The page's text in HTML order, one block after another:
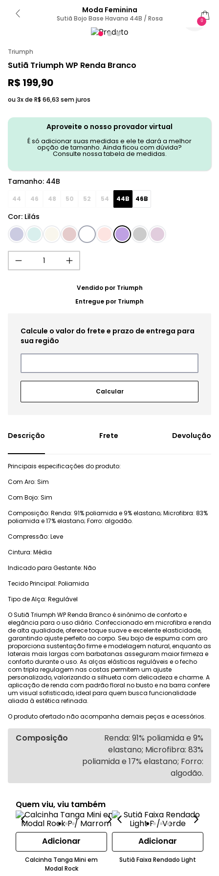
Moda Feminina
Sutiã Bojo Base Havana 44B / Rosa 0
Triumph
Sutiã Triumph WP Renda Branco
R$ 199,90
ou 3x de R$ 66,63 sem juros
Aproveite o nosso provador virtual
É só adicionar suas medidas e ele te dará a melhor
opção de tamanho. Ainda ficou com dúvida?
Consulte nossa tabela de medidas.
Cor: Lilás
Tamanho: 44B
44 46 48 50 52 54 44B 46B
Vendido por Triumph
Entregue por Triumph
Frete Devolução
Principais especificações do produto:
Com Aro: Sim
Com Bojo: Sim
Composição: Renda: 91% poliamida e 9% elastano; Microfibra: 83%
poliamida e 17% elastano; Forro: algodão.
Compressão: Leve
Cintura: Média
Indicado para Gestante: Não
Tecido Principal: Poliamida
Tipo de Alça: Regulável
O Sutiã Triumph WP Renda Branco é sinônimo de conforto e
elegância para o uso diário. Confeccionado em microfibra e renda
de alta qualidade, oferece toque suave e excelente elasticidade,
garantindo ajuste perfeito ao corpo. Seu bojo de espuma com aro
proporciona sustentação firme e modelagem natural, enquanto as
laterais mais largas com barbatanas asseguram maior firmeza e
conforto durante o uso. As alças elásticas reguláveis e o fecho
com tripla regulagem nas costas permitem um ajuste
personalizado, valorizando a silhueta com delicadeza e charme. A
aplicação de renda com padrão floral no busto e na barra confere
um visual sofisticado, ideal para quem busca funcionalidade
aliada à estética refinada.
O produto ofertado não acompanha demais peças e acessórios.
Composição
Renda: 91% poliamida e 9%
elastano; Microfibra: 83%
poliamida e 17% elastano; Forro:
algodão.
Quem viu, viu também
Adicionar
Calcinha Tanga Mini em
Modal Rock
Adicionar
Sutiã Faixa Rendado Light